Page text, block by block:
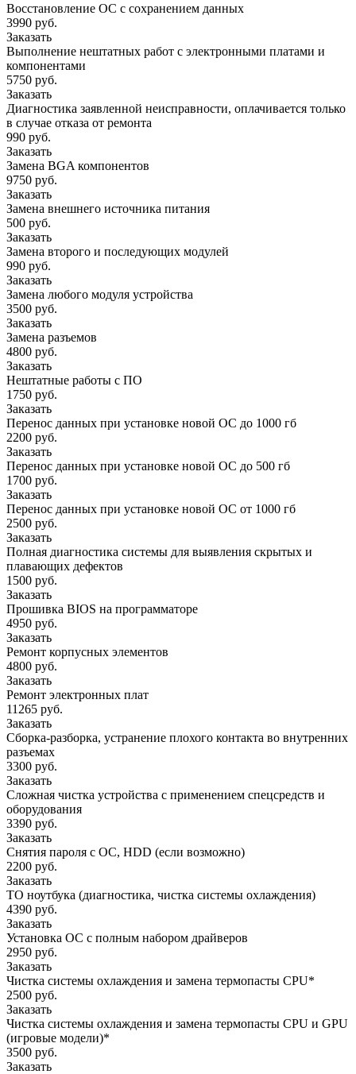
Восстановление ОС с сохранением данных
3990 руб.
Заказать
Выполнение нештатных работ с электронными платами и
компонентами
5750 руб.
Заказать
Диагностика заявленной неисправности, оплачивается только
в случае отказа от ремонта
990 руб.
Заказать
Замена BGA компонентов
9750 руб.
Заказать
Замена внешнего источника питания
500 руб.
Заказать
Замена второго и последующих модулей
990 руб.
Заказать
Замена любого модуля устройства
3500 руб.
Заказать
Замена разъемов
4800 руб.
Заказать
Нештатные работы с ПО
1750 руб.
Заказать
Перенос данных при установке новой ОС до 1000 гб
2200 руб.
Заказать
Перенос данных при установке новой ОС до 500 гб
1700 руб.
Заказать
Перенос данных при установке новой ОС от 1000 гб
2500 руб.
Заказать
Полная диагностика системы для выявления скрытых и
плавающих дефектов
1500 руб.
Заказать
Прошивка BIOS на программаторе
4950 руб.
Заказать
Ремонт корпусных элементов
4800 руб.
Заказать
Ремонт электронных плат
11265 руб.
Заказать
Сборка-разборка, устранение плохого контакта во внутренних
разъемах
3300 руб.
Заказать
Сложная чистка устройства с применением спецсредств и
оборудования
3390 руб.
Заказать
Снятия пароля с OC, HDD (если возможно)
2200 руб.
Заказать
ТО ноутбука (диагностика, чистка системы охлаждения)
4390 руб.
Заказать
Установка ОС с полным набором драйверов
2950 руб.
Заказать
Чистка системы охлаждения и замена термопасты CPU*
2500 руб.
Заказать
Чистка системы охлаждения и замена термопасты CPU и GPU
(игровые модели)*
3500 руб.
Заказать